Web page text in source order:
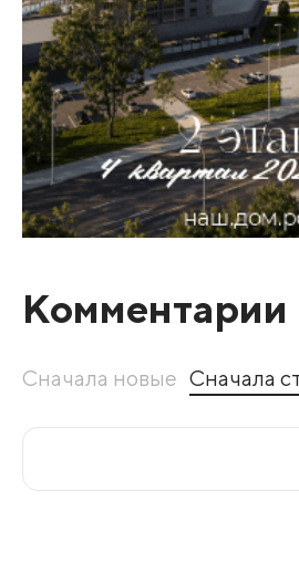
Комментарии
Сначала новые Сначала